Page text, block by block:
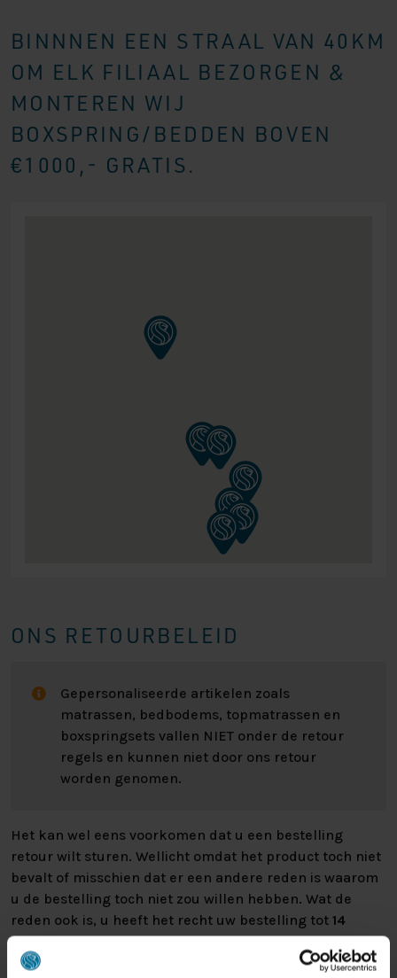
BINNNEN EEN STRAAL VAN 40KM
OM ELK FILIAAL BEZORGEN &
MONTEREN WIJ
BOXSPRING/BEDDEN BOVEN
€1000,- GRATIS.
ONS RETOURBELEID
Gepersonaliseerde artikelen zoals
matrassen, bedbodems, topmatrassen en
boxspringsets vallen NIET onder de retour
regels en kunnen niet door ons retour
worden genomen.
Het kan wel eens voorkomen dat u een bestelling
retour wilt sturen. Wellicht omdat het product toch niet
bevalt of misschien dat er een andere reden is waarom
u de bestelling toch niet zou willen hebben. Wat de
reden ook is, u heeft het recht uw bestelling tot 14
dagen na ontvangst zonder opgave van reden te
annuleren
. Behandel het product met zorg en zorg